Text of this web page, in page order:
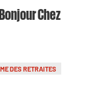
Chez
DES RETRAITES